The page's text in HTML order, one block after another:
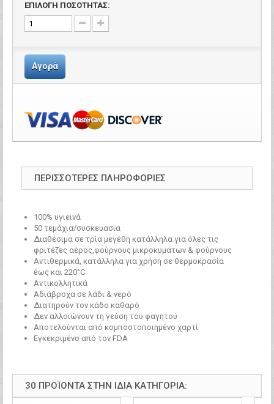
ΕΠΙΛΟΓΗ ΠΟΣΟΤΗΤΑΣ:
Αγορά
ΠΕΡΙΣΣΌΤΕΡΕΣ ΠΛΗΡΟΦΟΡΊΕΣ
100% υγιεινά
50 τεμάχια/συσκευασία
Διαθέσιμα σε τρία μεγέθη κατάλληλα για όλες τις
φριτέζες αέρος,φούρνους μικροκυμάτων & φούρνους
Αντιθερμικά, κατάλληλα για χρήση σε θερμοκρασία
έως και 220°C
Αντικολλητικά
Αδιάβροχα σε λάδι & νερό
Διατηρούν τον κάδο καθαρό
Δεν αλλοιώνουν τη γεύση του φαγητού
Αποτελούνται από κομποστοποιημένο χαρτί
Εγκεκριμένο από τον FDA
30 ΠΡΟΪΌΝΤΑ ΣΤΗΝ ΊΔΙΑ ΚΑΤΗΓΟΡΊΑ: